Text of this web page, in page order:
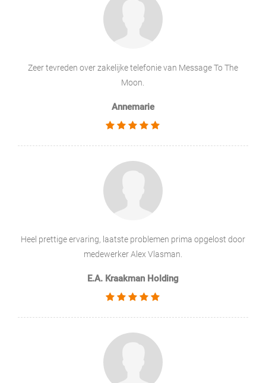
Zeer tevreden over zakelijke telefonie van Message To The
Moon.
Annemarie
Heel prettige ervaring, laatste problemen prima opgelost door
medewerker Alex Vlasman.
E.A. Kraakman Holding